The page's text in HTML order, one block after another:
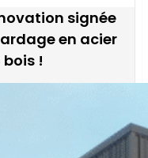
signée
en acier
!